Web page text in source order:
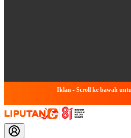
Iklan - Scroll ke bawah